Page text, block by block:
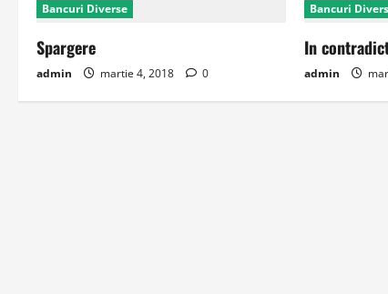
Bancuri Diverse
Spargere
admin martie 4, 2018 0
Bancuri
In
admin